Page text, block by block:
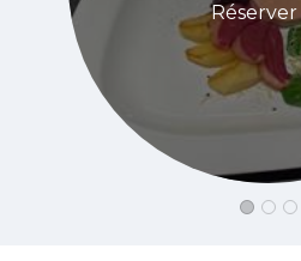
Réserver